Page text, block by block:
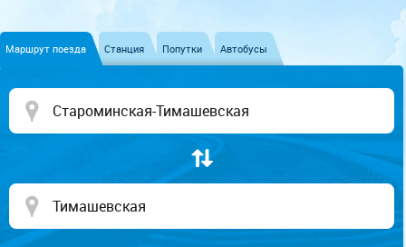
Маршрут поезда Станция Попутки Автобусы